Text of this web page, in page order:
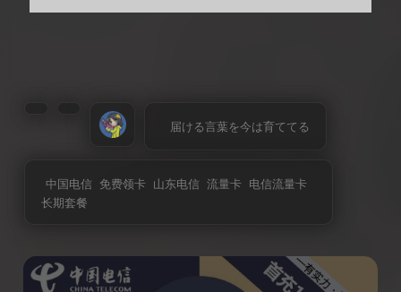
届ける言葉を今は育ててる
中国电信 免费领卡 山东电信 流量卡 电信流量卡
长期套餐